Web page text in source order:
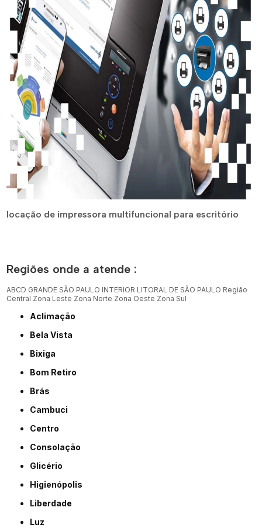
locação de impressora multifuncional para escritório
Regiões onde a atende :
ABCD GRANDE SÃO PAULO INTERIOR LITORAL DE SÃO PAULO Região
Central Zona Leste Zona Norte Zona Oeste Zona Sul
Aclimação
Bela Vista
Bixiga
Bom Retiro
Brás
Cambuci
Centro
Consolação
Glicério
Higienópolis
Liberdade
Luz